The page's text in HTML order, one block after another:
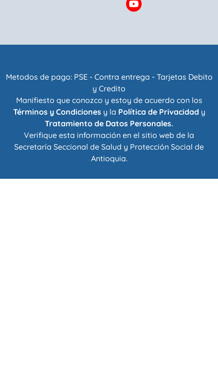
Metodos de pago: PSE - Contra entrega - Tarjetas Debito
y Credito
Manifiesto que conozco y estoy de acuerdo con los
Términos y Condicionesy la Política de Privacidad y
Tratamiento de Datos Personales.
Verifique esta información en el sitio web de la
Secretaría Seccional de Salud y Protección Social de
Antioquia.